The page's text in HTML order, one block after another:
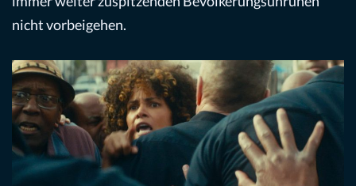
nicht vorbeigehen.